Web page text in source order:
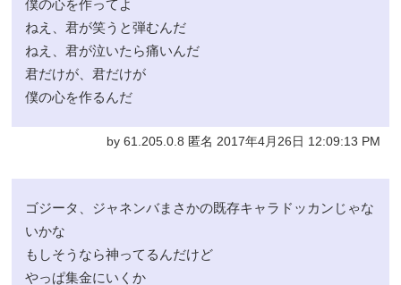
僕の心を作ってよ
ねえ、君が笑うと弾むんだ
ねえ、君が泣いたら痛いんだ
君だけが、君だけが
僕の心を作るんだ
by 61.205.0.8 匿名 2017年4月26日 12:09:13 PM
ゴジータ、ジャネンバまさかの既存キャラドッカンじゃな
いかな
もしそうなら神ってるんだけど
やっぱ集金にいくか